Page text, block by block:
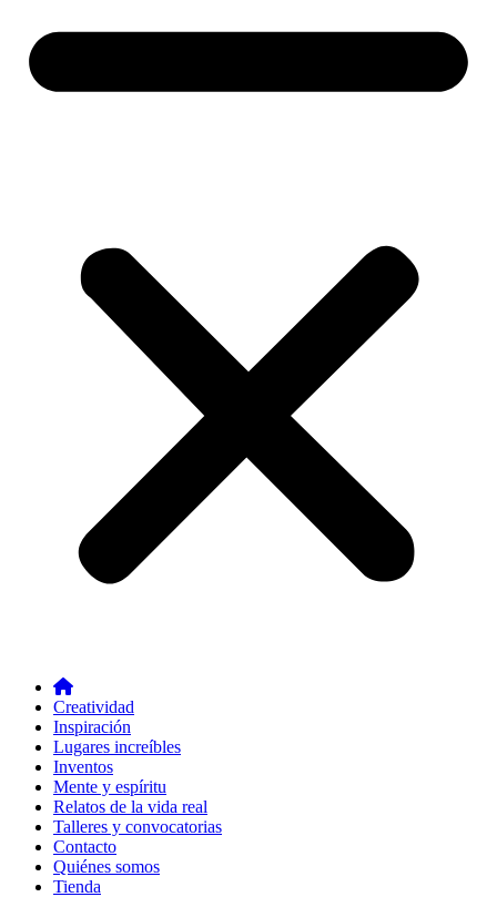
Creatividad
Inspiración
Lugares increíbles
Inventos
Mente y espíritu
Relatos de la vida real
Talleres y convocatorias
Contacto
Quiénes somos
Tienda